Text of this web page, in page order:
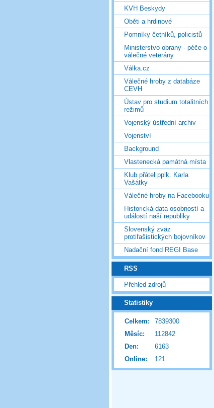
KVH Beskydy
Oběti a hrdinové
Pomníky četníků, policistů
Ministerstvo obrany - péče o
válečné veterány
Válka.cz
Válečné hroby z databáze
CEVH
Ústav pro studium totalitních
režimů
Vojenský ústřední archiv
Vojenství
Background
Vlastenecká památná místa
Klub přátel pplk. Karla
Vašátky
Válečné hroby na Facebooku
Historická data osobností a
událostí naší republiky
Slovenský zväz
protifašistických bojovníkov
Nadační fond REGI Base
RSS
Přehled zdrojů
Statistiky
Online: 121
Celkem:
7839300
Měsíc:
112842
Den:
6163